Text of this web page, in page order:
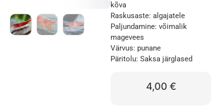
kõva
Raskusaste: algajatele
Paljundamine: võimalik
magevees
Värvus: punane
Päritolu: Saksa järglased
4,00 €